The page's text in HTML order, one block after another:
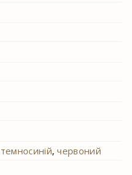
темносиній,червоний